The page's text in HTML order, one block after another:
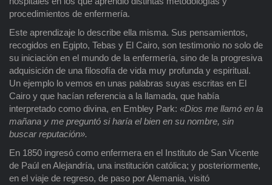
procedimientos de enfermería.
Este aprendizaje lo describe ella misma. Sus pensamientos,
recogidos en Egipto, Tebas y El Cairo, son testimonio no solo de
su iniciación en el mundo de la enfermería, sino de la progresiva
adquisición de una filosofía de vida muy profunda y espiritual.
Un ejemplo lo vemos en unas palabras suyas escritas en El
Cairo y que hacían referencia a la llamada, que había
interpretado como divina, en Embley Park: «Dios me llamó en la
mañana y me preguntó si haría el bien en su nombre, sin
buscar reputación».
En 1850 ingresó como enfermera en el Instituto de San Vicente
de Paúl en Alejandría, una institución católica; y posteriormente,
en el viaje de regreso, de paso por Alemania, visitó